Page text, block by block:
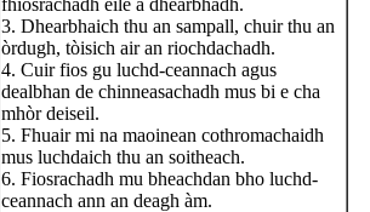
3. Dhearbhaich thu an sampall, chuir thu an
òrdugh, tòisich air an riochdachadh.
4. Cuir fios gu luchd-ceannach agus
dealbhan de chinneasachadh mus bi e cha
mhòr deiseil.
5. Fhuair mi na maoinean cothromachaidh
mus luchdaich thu an soitheach.
6. Fiosrachadh mu bheachdan bho luchd-
ceannach ann an deagh àm.